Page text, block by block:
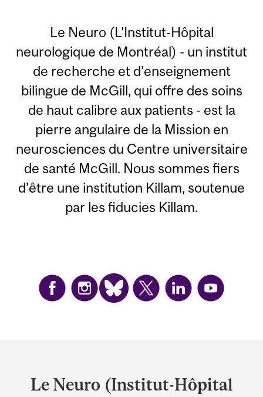
Le Neuro (L'Institut-Hôpital
neurologique de Montréal) - un institut
de recherche et d’enseignement
bilingue de McGill, qui offre des soins
de haut calibre aux patients - est la
pierre angulaire de la Mission en
neurosciences du Centre universitaire
de santé McGill. Nous sommes fiers
d’être une institution Killam, soutenue
par les fiducies Killam.
andLe Neuro (Institut-Hôpital